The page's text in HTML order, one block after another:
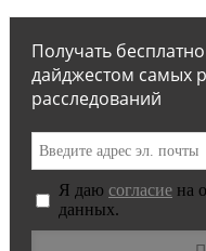
Получать
дайджестом самых
расследований
Я даю согласие на
данных.